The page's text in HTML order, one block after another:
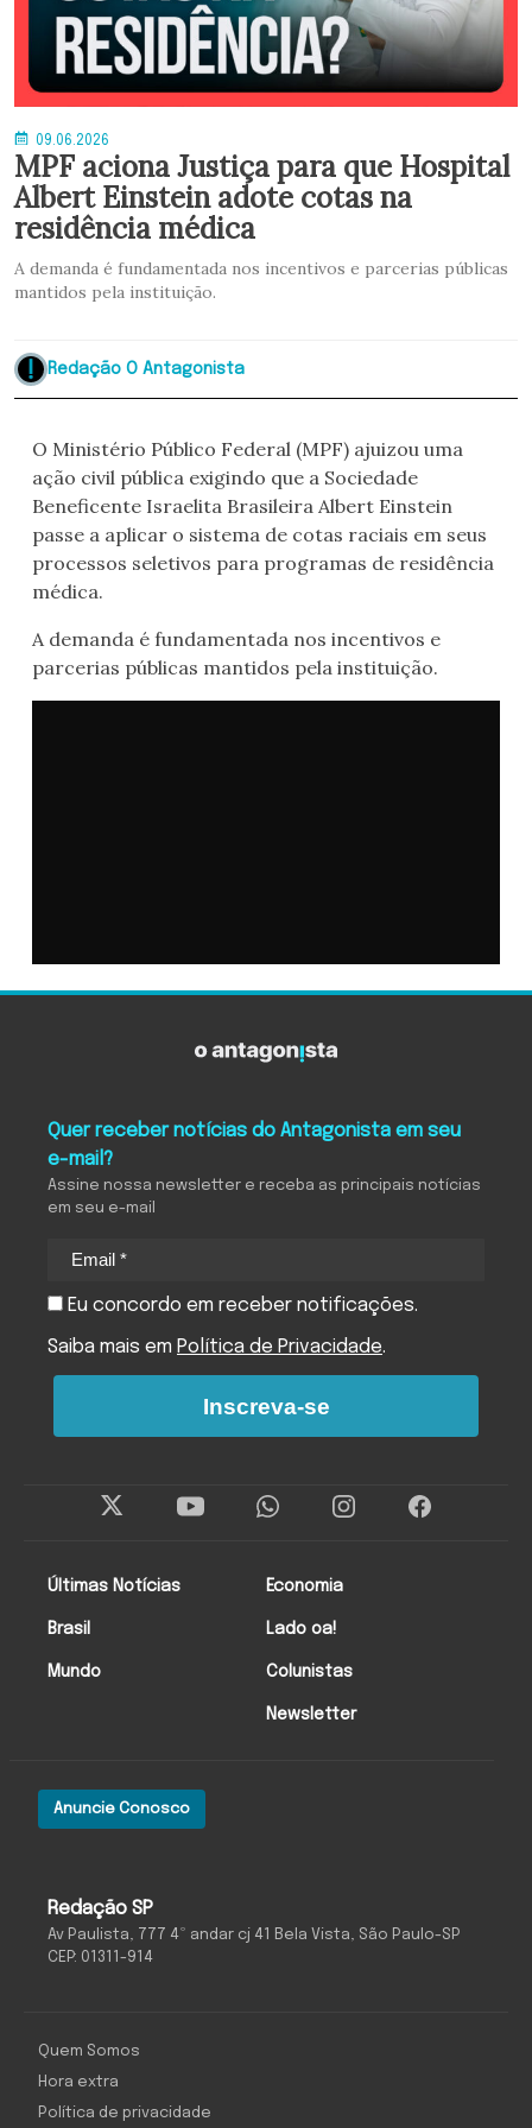
09.06.2026
MPF aciona Justiça para que Hospital
Albert Einstein adote cotas na
residência médica
A demanda é fundamentada nos incentivos e parcerias públicas
mantidos pela instituição.
Redação O Antagonista
O Ministério Público Federal (MPF) ajuizou uma
ação civil pública exigindo que a Sociedade
Beneficente Israelita Brasileira Albert Einstein
passe a aplicar o sistema de cotas raciais em seus
processos seletivos para programas de residência
médica.
A demanda é fundamentada nos incentivos e
parcerias públicas mantidos pela instituição.
Redação SP
Av Paulista, 777 4º andar cj 41 Bela Vista, São Paulo-SP
CEP: 01311-914
Anuncie Conosco
Últimas Notícias
Brasil
Mundo
Economia
Lado oa!
Colunistas
Newsletter
Quer receber notícias do Antagonista em seu
e-mail?
Assine nossa newsletter e receba as principais notícias
em seu e-mail
Eu concordo em receber notificações.
Saiba mais em Política de Privacidade.
Inscreva-se
Quem Somos
Hora extra
Política de privacidade